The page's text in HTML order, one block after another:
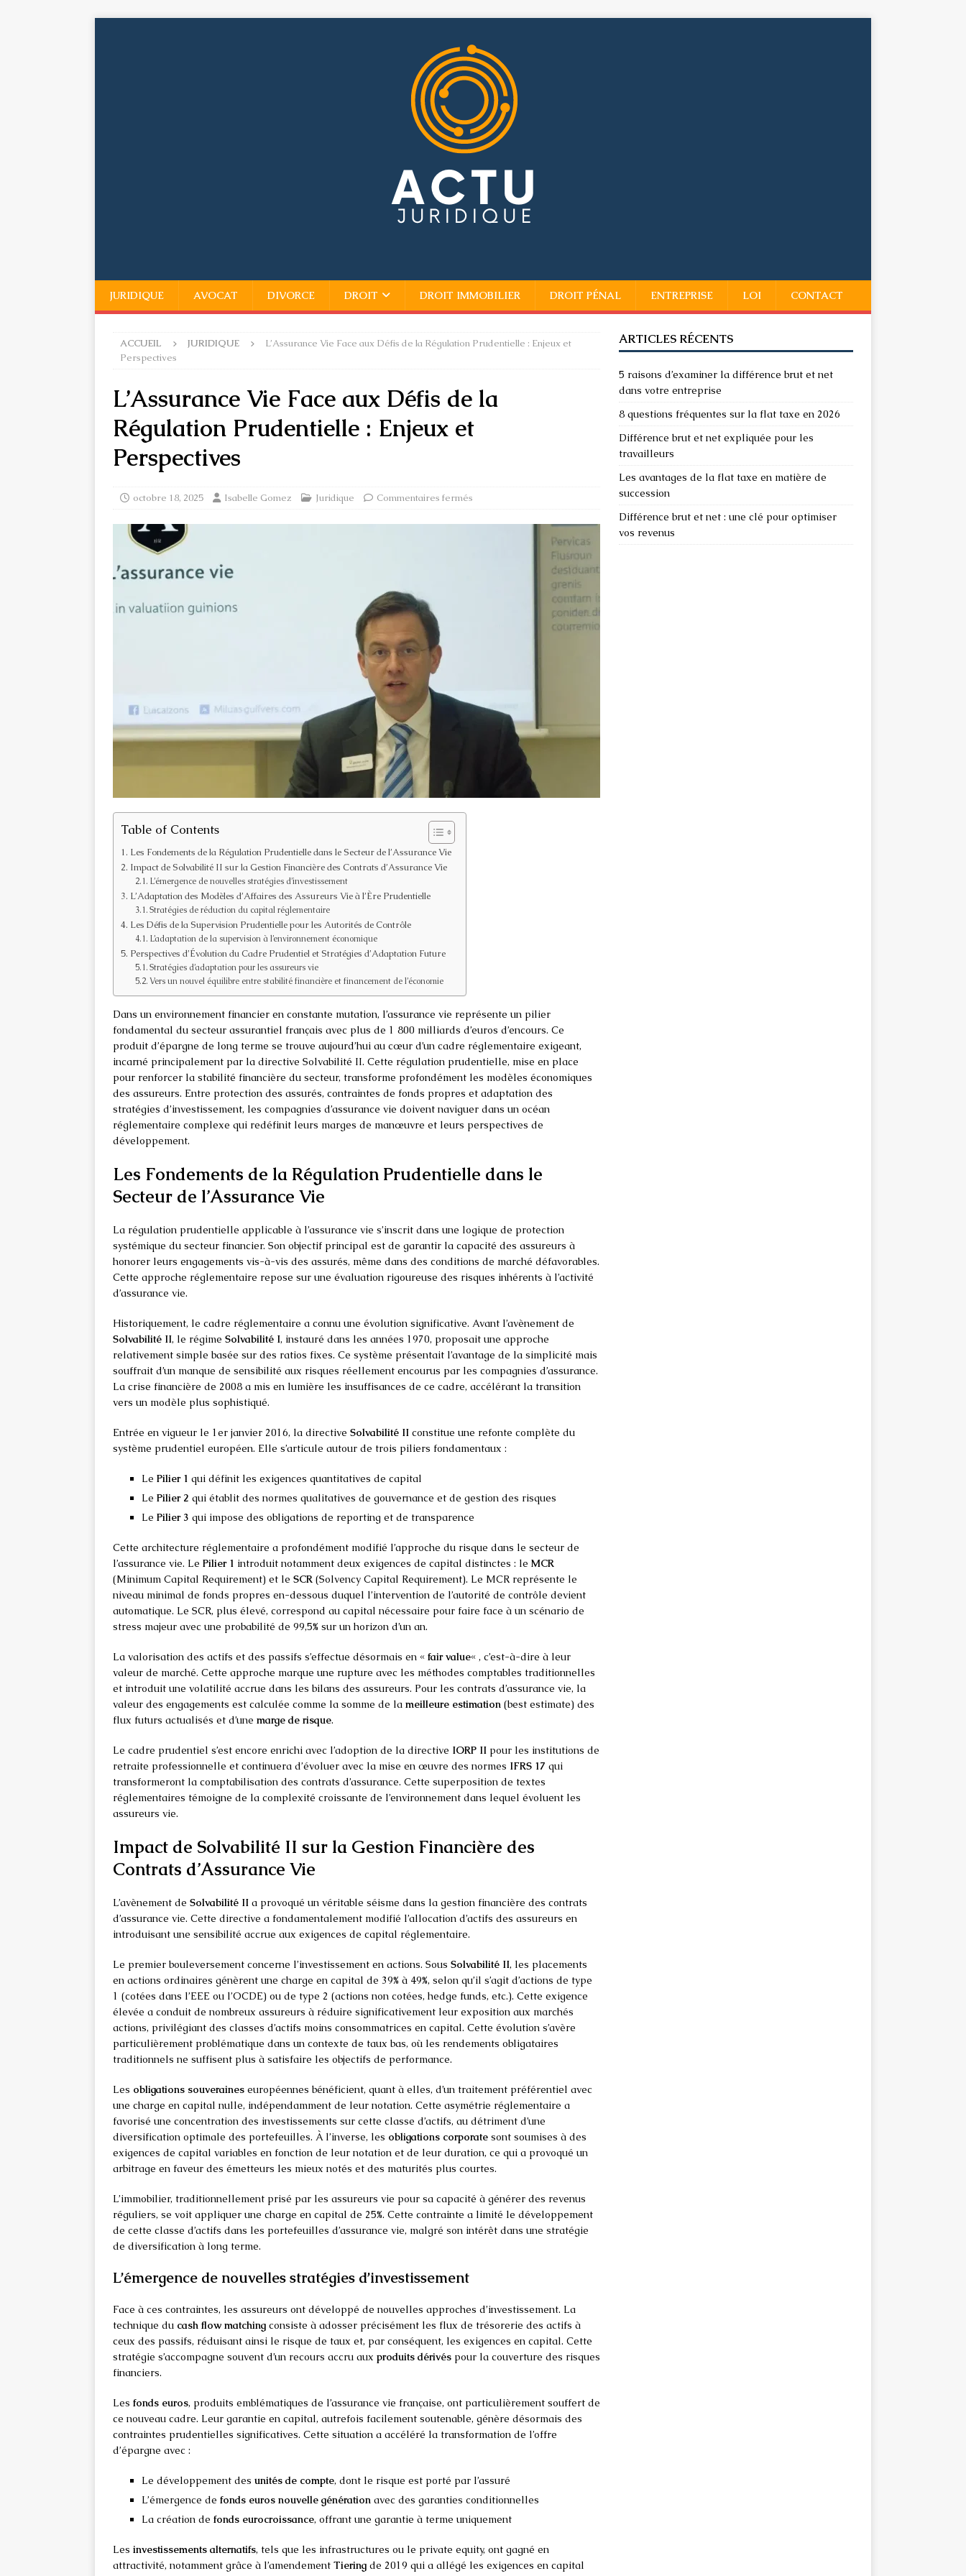
JURIDIQUE AVOCAT DIVORCE DROIT DROIT IMMOBILIER DROIT PÉNAL ENTREPRISE LOI CONTACT
ACCUEIL JURIDIQUE
L’Assurance Vie Face aux Défis de la Régulation Prudentielle : Enjeux et
Perspectives
L’Assurance Vie Face aux Défis de la
Régulation Prudentielle : Enjeux et
Perspectives
octobre 18, 2025 Isabelle Gomez Juridique Commentaires fermés
Table of Contents
Les Fondements de la Régulation Prudentielle dans le Secteur de l’Assurance Vie
Impact de Solvabilité II sur la Gestion Financière des Contrats d’Assurance Vie
L’émergence de nouvelles stratégies d’investissement
L’Adaptation des Modèles d’Affaires des Assureurs Vie à l’Ère Prudentielle
Stratégies de réduction du capital réglementaire
Les Défis de la Supervision Prudentielle pour les Autorités de Contrôle
L’adaptation de la supervision à l’environnement économique
Perspectives d’Évolution du Cadre Prudentiel et Stratégies d’Adaptation Future
Stratégies d’adaptation pour les assureurs vie
Vers un nouvel équilibre entre stabilité financière et financement de l’économie
Dans un environnement financier en constante mutation, l’assurance vie représente un pilier
fondamental du secteur assurantiel français avec plus de 1 800 milliards d’euros d’encours. Ce
produit d’épargne de long terme se trouve aujourd’hui au cœur d’un cadre réglementaire exigeant,
incarné principalement par la directive Solvabilité II. Cette régulation prudentielle, mise en place
pour renforcer la stabilité financière du secteur, transforme profondément les modèles économiques
des assureurs. Entre protection des assurés, contraintes de fonds propres et adaptation des
stratégies d’investissement, les compagnies d’assurance vie doivent naviguer dans un océan
réglementaire complexe qui redéfinit leurs marges de manœuvre et leurs perspectives de
développement.
Les Fondements de la Régulation Prudentielle dans le
Secteur de l’Assurance Vie
La régulation prudentielle applicable à l’assurance vie s’inscrit dans une logique de protection
systémique du secteur financier. Son objectif principal est de garantir la capacité des assureurs à
honorer leurs engagements vis-à-vis des assurés, même dans des conditions de marché défavorables.
Cette approche réglementaire repose sur une évaluation rigoureuse des risques inhérents à l’activité
d’assurance vie.
Historiquement, le cadre réglementaire a connu une évolution significative. Avant l’avènement de
Solvabilité II, le régime Solvabilité I, instauré dans les années 1970, proposait une approche
relativement simple basée sur des ratios fixes. Ce système présentait l’avantage de la simplicité mais
souffrait d’un manque de sensibilité aux risques réellement encourus par les compagnies d’assurance.
La crise financière de 2008 a mis en lumière les insuffisances de ce cadre, accélérant la transition
vers un modèle plus sophistiqué.
Entrée en vigueur le 1er janvier 2016, la directive Solvabilité II constitue une refonte complète du
système prudentiel européen. Elle s’articule autour de trois piliers fondamentaux :
Le Pilier 1 qui définit les exigences quantitatives de capital
Le Pilier 2 qui établit des normes qualitatives de gouvernance et de gestion des risques
Le Pilier 3 qui impose des obligations de reporting et de transparence
Cette architecture réglementaire a profondément modifié l’approche du risque dans le secteur de
l’assurance vie. Le Pilier 1 introduit notamment deux exigences de capital distinctes : le MCR
(Minimum Capital Requirement) et le SCR (Solvency Capital Requirement). Le MCR représente le
niveau minimal de fonds propres en-dessous duquel l’intervention de l’autorité de contrôle devient
automatique. Le SCR, plus élevé, correspond au capital nécessaire pour faire face à un scénario de
stress majeur avec une probabilité de 99,5% sur un horizon d’un an.
La valorisation des actifs et des passifs s’effectue désormais en « fair value« , c’est-à-dire à leur
valeur de marché. Cette approche marque une rupture avec les méthodes comptables traditionnelles
et introduit une volatilité accrue dans les bilans des assureurs. Pour les contrats d’assurance vie, la
valeur des engagements est calculée comme la somme de la meilleure estimation (best estimate) des
flux futurs actualisés et d’une marge de risque.
Le cadre prudentiel s’est encore enrichi avec l’adoption de la directive IORP II pour les institutions de
retraite professionnelle et continuera d’évoluer avec la mise en œuvre des normes IFRS 17 qui
transformeront la comptabilisation des contrats d’assurance. Cette superposition de textes
réglementaires témoigne de la complexité croissante de l’environnement dans lequel évoluent les
assureurs vie.
Impact de Solvabilité II sur la Gestion Financière des
Contrats d’Assurance Vie
L’avènement de Solvabilité II a provoqué un véritable séisme dans la gestion financière des contrats
d’assurance vie. Cette directive a fondamentalement modifié l’allocation d’actifs des assureurs en
introduisant une sensibilité accrue aux exigences de capital réglementaire.
Le premier bouleversement concerne l’investissement en actions. Sous Solvabilité II, les placements
en actions ordinaires génèrent une charge en capital de 39% à 49%, selon qu’il s’agit d’actions de type
1 (cotées dans l’EEE ou l’OCDE) ou de type 2 (actions non cotées, hedge funds, etc.). Cette exigence
élevée a conduit de nombreux assureurs à réduire significativement leur exposition aux marchés
actions, privilégiant des classes d’actifs moins consommatrices en capital. Cette évolution s’avère
particulièrement problématique dans un contexte de taux bas, où les rendements obligataires
traditionnels ne suffisent plus à satisfaire les objectifs de performance.
Les obligations souveraines européennes bénéficient, quant à elles, d’un traitement préférentiel avec
une charge en capital nulle, indépendamment de leur notation. Cette asymétrie réglementaire a
favorisé une concentration des investissements sur cette classe d’actifs, au détriment d’une
diversification optimale des portefeuilles. À l’inverse, les obligations corporate sont soumises à des
exigences de capital variables en fonction de leur notation et de leur duration, ce qui a provoqué un
arbitrage en faveur des émetteurs les mieux notés et des maturités plus courtes.
L’immobilier, traditionnellement prisé par les assureurs vie pour sa capacité à générer des revenus
réguliers, se voit appliquer une charge en capital de 25%. Cette contrainte a limité le développement
de cette classe d’actifs dans les portefeuilles d’assurance vie, malgré son intérêt dans une stratégie
de diversification à long terme.
L’émergence de nouvelles stratégies d’investissement
Face à ces contraintes, les assureurs ont développé de nouvelles approches d’investissement. La
technique du cash flow matching consiste à adosser précisément les flux de trésorerie des actifs à
ceux des passifs, réduisant ainsi le risque de taux et, par conséquent, les exigences en capital. Cette
stratégie s’accompagne souvent d’un recours accru aux produits dérivés pour la couverture des risques
financiers.
Les fonds euros, produits emblématiques de l’assurance vie française, ont particulièrement souffert de
ce nouveau cadre. Leur garantie en capital, autrefois facilement soutenable, génère désormais des
contraintes prudentielles significatives. Cette situation a accéléré la transformation de l’offre
d’épargne avec :
Le développement des unités de compte, dont le risque est porté par l’assuré
L’émergence de fonds euros nouvelle génération avec des garanties conditionnelles
La création de fonds eurocroissance, offrant une garantie à terme uniquement
Les investissements alternatifs, tels que les infrastructures ou le private equity, ont gagné en
attractivité, notamment grâce à l’amendement Tiering de 2019 qui a allégé les exigences en capital
ARTICLES RÉCENTS
5 raisons d’examiner la différence brut et net
dans votre entreprise
8 questions fréquentes sur la flat taxe en 2026
Différence brut et net expliquée pour les
travailleurs
Les avantages de la flat taxe en matière de
succession
Différence brut et net : une clé pour optimiser
vos revenus